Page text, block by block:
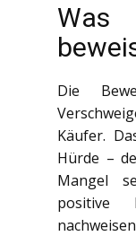
Die
Käufer.
Hürde –
Mangel
positive